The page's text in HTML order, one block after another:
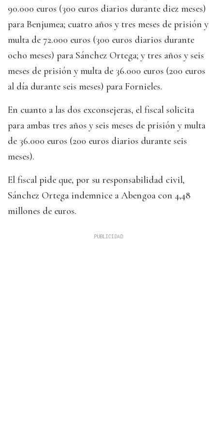
90.000 euros (300 euros diarios durante diez meses)
para Benjumea; cuatro años y tres meses de prisión y
multa de 72.000 euros (300 euros diarios durante
ocho meses) para Sánchez Ortega; y tres años y seis
meses de prisión y multa de 36.000 euros (200 euros
al día durante seis meses) para Fornieles.
En cuanto a las dos exconsejeras, el fiscal solicita
para ambas tres años y seis meses de prisión y multa
de 36.000 euros (200 euros diarios durante seis
meses).
El fiscal pide que, por su responsabilidad civil,
Sánchez Ortega indemnice a Abengoa con 4,48
millones de euros.